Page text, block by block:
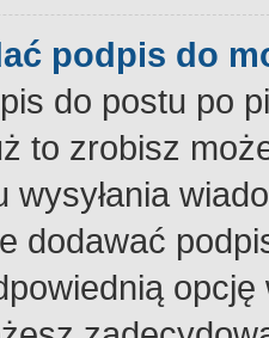
podpis do
do postu po
to zrobisz
wysyłania
dodawać